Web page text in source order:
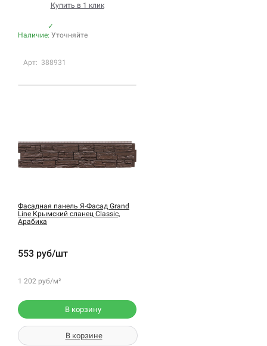
Купить в 1 клик
✓
Наличие: Уточняйте
Арт: 388931
Фасадная панель Я-Фасад Grand
Line Крымский сланец Classic,
Арабика
553 руб/шт
1 202 руб/м²
В корзину
В корзине